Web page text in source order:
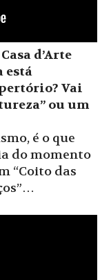
d’Arte
está
Vai
ou um
é o que
do momento
“Coito das